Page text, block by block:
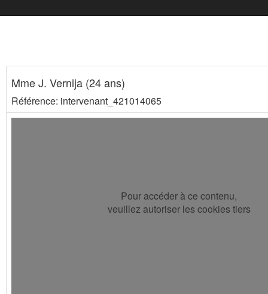
Mme J. Vernija (24 ans)
Référence: intervenant_421014065
Pour accéder à ce contenu,
veuillez autoriser les cookies tiers